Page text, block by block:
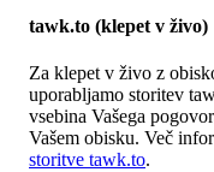
tawk.to (klepet v živo)
Za klepet v živo z
uporabljamo storitev
vsebina Vašega
Vašem obisku. Več
storitve tawk.to.